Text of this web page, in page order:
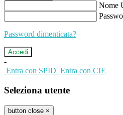
Nome
Password dimenticata?
-
Entra con SPID Entra con CIE
Seleziona utente
button close ×